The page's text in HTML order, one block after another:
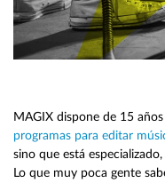
MAGIX dispone de 15
programas para editar
sino que está
Lo que muy poca gente